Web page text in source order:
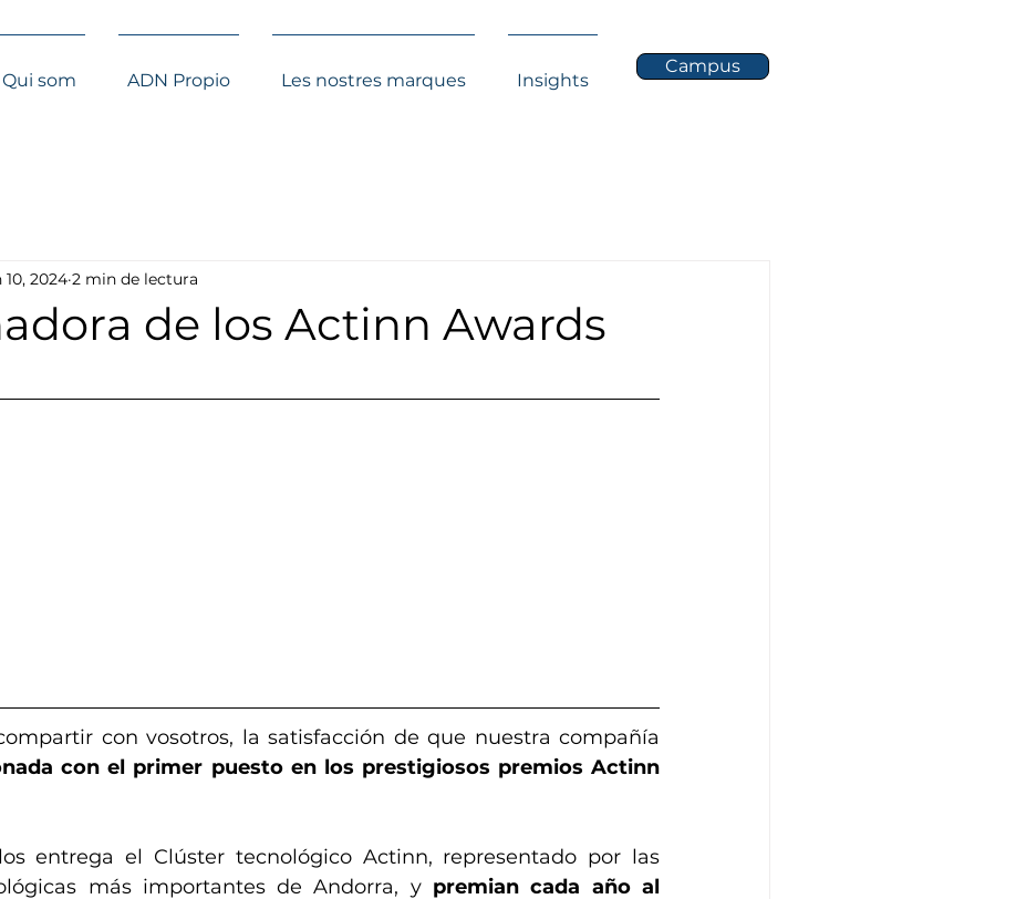
Qui som ADN Propio Les nostres marques Insights
Campus
de los Actinn Awards
10, 2024 2 min de lectura
con vosotros, la satisfacción de que nuestra compañía
con el primer puesto en los prestigiosos premios Actinn
entrega el Clúster tecnológico Actinn, representado por las
más importantes de Andorra, y premian cada año al